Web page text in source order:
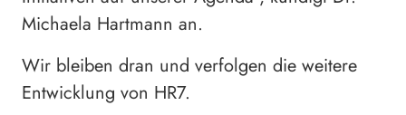
Michaela Hartmann an.
Wir bleiben dran und verfolgen die weitere
Entwicklung von HR7.